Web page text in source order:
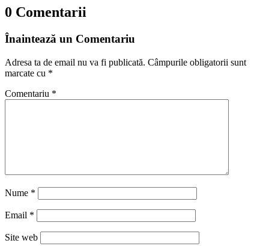
0 Comentarii
Înaintează un Comentariu
Adresa ta de email nu va fi publicată. Câmpurile obligatorii sunt
marcate cu *
Comentariu *
Nume *
Email *
Site web